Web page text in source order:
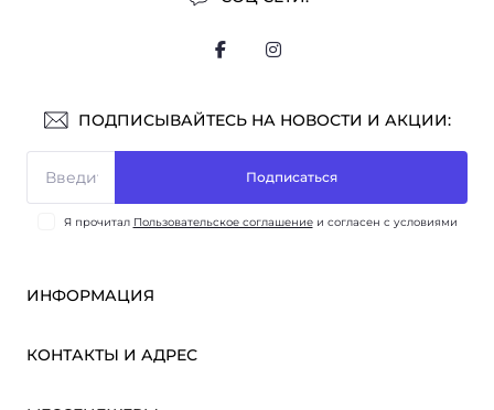
ПОДПИСЫВАЙТЕСЬ НА НОВОСТИ И АКЦИИ:
Подписаться
Я прочитал Пользовательское соглашениеи согласен с условиями
ИНФОРМАЦИЯ
ОПТ
КОНТАКТЫ И АДРЕС